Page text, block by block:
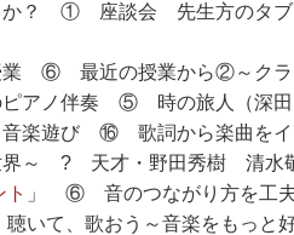
か？ ① 座談会 先生方のタブ
業 ⑥ 最近の授業から②～クラ
アノ伴奏 ⑤ 時の旅人（深田
音楽遊び ⑯ 歌詞から楽曲を
界～ ? 天才・野田秀樹 清水
」 ⑥ 音のつながり方を工
て、歌おう～音楽をもっと